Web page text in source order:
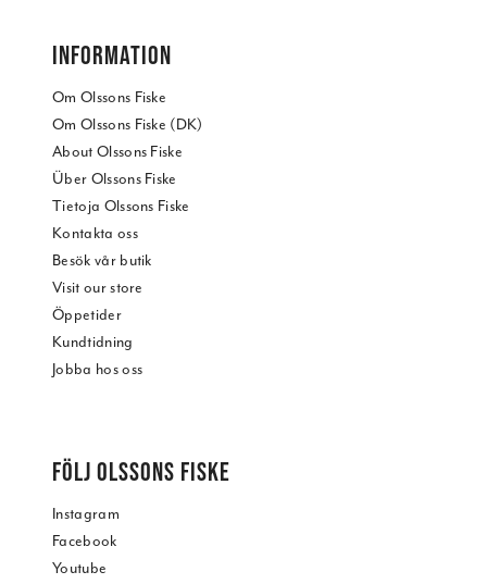
INFORMATION
Om Olssons Fiske
Om Olssons Fiske (DK)
About Olssons Fiske
Über Olssons Fiske
Tietoja Olssons Fiske
Kontakta oss
Besök vår butik
Visit our store
Öppetider
Kundtidning
Jobba hos oss
FÖLJ OLSSONS FISKE
Instagram
Facebook
Youtube